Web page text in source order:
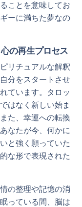
ことを意味してお
ーに満ちた夢なの
の再生プロセス
リチュアルな解釈
分をスタートさせ
ています。タロッ
はなく新しい始ま
た、幸運への転換
なたが今、何かに
と強く願っていた
な形で表現された
の整理や記憶の消
っている間、脳は